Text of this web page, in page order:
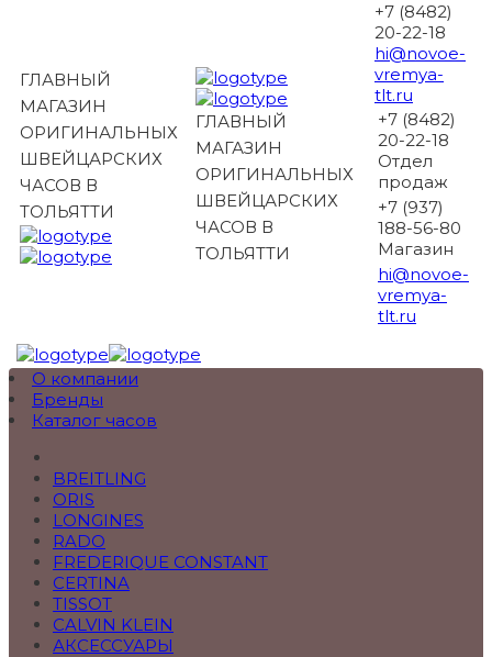
ГЛАВНЫЙ
МАГАЗИН
ОРИГИНАЛЬНЫХ
ШВЕЙЦАРСКИХ
ЧАСОВ В
ТОЛЬЯТТИ
ГЛАВНЫЙ
МАГАЗИН
ОРИГИНАЛЬНЫХ
ШВЕЙЦАРСКИХ
ЧАСОВ В
ТОЛЬЯТТИ
+7 (8482)
20-22-18
hi@novoe-
vremya-
tlt.ru
+7 (8482)
20-22-18
Отдел
продаж
+7 (937)
188-56-80
Магазин
hi@novoe-
vremya-
tlt.ru
О компании
Бренды
Каталог часов
BREITLING
ORIS
LONGINES
RADO
FREDERIQUE CONSTANT
CERTINA
TISSOT
CALVIN KLEIN
АКСЕССУАРЫ